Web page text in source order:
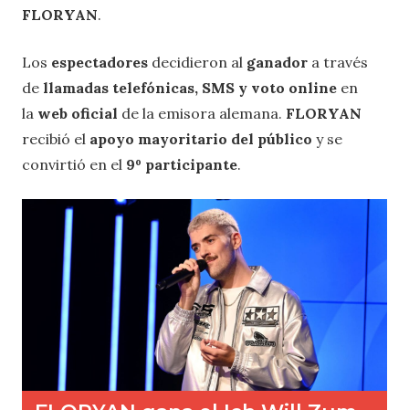
FLORYAN.
Los espectadores decidieron al ganador a través
de llamadas telefónicas, SMS y voto online en
la web oficial de la emisora alemana. FLORYAN
recibió el apoyo mayoritario del público y se
convirtió en el 9º participante.